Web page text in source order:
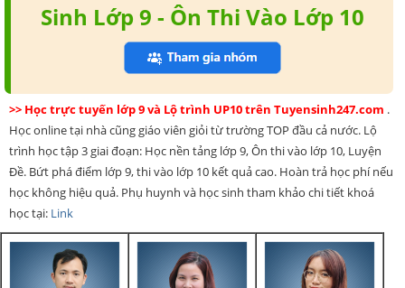
Sinh Lớp 9 - Ôn Thi Vào Lớp 10
>> Học trực tuyến lớp 9 và Lộ trình UP10 trên Tuyensinh247.com .
Học online tại nhà cũng giáo viên giỏi từ trường TOP đầu cả nước. Lộ
trình học tập 3 giai đoạn: Học nền tảng lớp 9, Ôn thi vào lớp 10, Luyện
Đề. Bứt phá điểm lớp 9, thi vào lớp 10 kết quả cao. Hoàn trả học phí nếu
học không hiệu quả. Phụ huynh và học sinh tham khảo chi tiết khoá
học tại: Link